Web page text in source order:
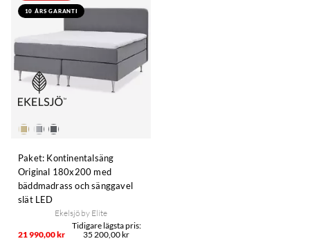
10 ÅRS GARANTI
Paket: Kontinentalsäng
Original 180x200 med
bäddmadrass och sänggavel
slät LED
Ekelsjö by Elite
21 990,00 kr 35 200,00 kr